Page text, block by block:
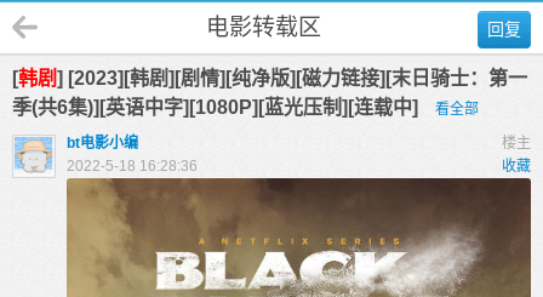
回复
电影转载区
[韩剧] [2023][韩剧][剧情][纯净版][磁力链接][末日骑士：第一
季(共6集)][英语中字][1080P][蓝光压制][连载中]
看全部
楼主
bt电影小编
收藏
2022-5-18 16:28:36